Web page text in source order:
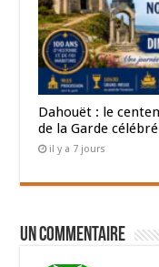
Dahouët : le
de la Garde
il y a 7 jours
Un commentaire